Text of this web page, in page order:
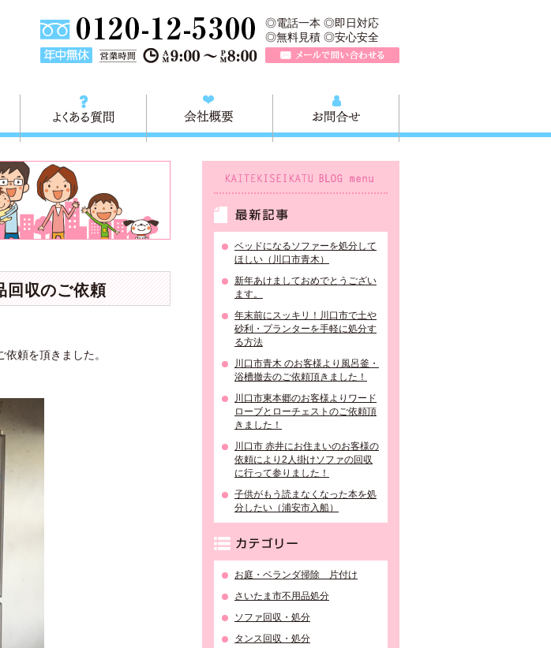
TEL 0120-757-161（年中無休）営業時間AM9:00～
◎電話一本 ◎即日対応
◎無料見積 ◎安心安全
ご依頼の流れ よくある質問
収のご依頼
依頼を頂きました。
ベッドになるソファーを処分して
ほしい（川口市青木）
新年あけましておめでとうござい
ます。
年末前にスッキリ！川口市で土や
砂利・プランターを手軽に処分す
る方法
川口市青木 のお客様より風呂釜・
浴槽撤去のご依頼頂きました！
川口市東本郷のお客様よりワード
ローブとローチェストのご依頼頂
きました！
川口市 赤井にお住まいのお客様の
依頼により2人掛けソファの回収
に行って参りました！
子供がもう読まなくなった本を処
分したい（浦安市入船）
お庭・ベランダ掃除 片付け
さいたま市不用品処分
ソファ回収・処分
タンス回収・処分